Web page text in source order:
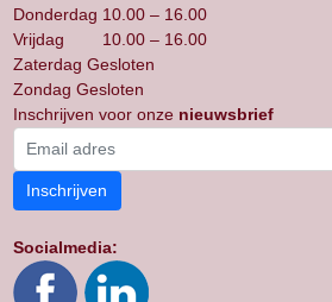
Donderdag 10.00 – 16.00
Vrijdag 10.00 – 16.00
Zaterdag Gesloten
Zondag Gesloten
Inschrijven voor onze nieuwsbrief
Inschrijven
Socialmedia: